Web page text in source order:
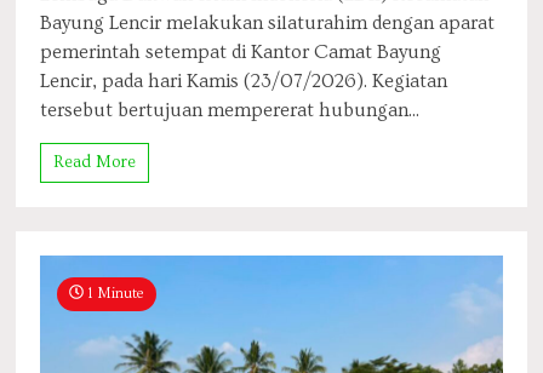
Bayung Lencir melakukan silaturahim dengan aparat
pemerintah setempat di Kantor Camat Bayung
Lencir, pada hari Kamis (23/07/2026). Kegiatan
tersebut bertujuan mempererat hubungan...
Read More
1 Minute